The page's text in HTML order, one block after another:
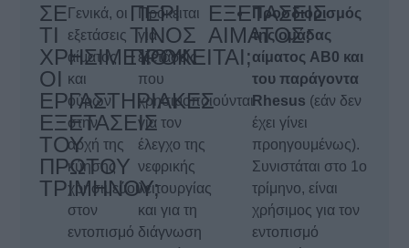
ΣΕ
ΤΙ
ΧΡΗΣΙΜΕΥΟΥΝ
ΟΙ
ΕΡΓΑΣΤΗΡΙΑΚΕΣ
ΕΞΕΤΑΣΕΙΣ
ΤΟΥ
ΠΡΩΤΟΥ
ΤΡΙΜΗΝΟΥ;
Γενικά, οι
εξετάσεις
αίματος
και
ούρων
στην
αρχή της
κύησης
χρησιμεύουν
στον
εντοπισμό
ΠΕΡΙ
ΤΙΝΟΣ
ΠΡΟΚΕΙΤΑΙ;
Πρόκειται
για
εξετάσεις
που
χρησιμοποιούνται
για τον
έλεγχο της
νεφρικής
λειτουργίας
και για τη
διάγνωση
ΕΞΕΤΑΣΕΙΣ
ΑΙΜΑΤΟΣ:
Προσδιορισμός
της ομάδας
αίματος AB0 και
του παράγοντα
Rhesus (εάν δεν
έχει γίνει
προηγουμένως).
Συνιστάται στο 1ο
τρίμηνο, είναι
χρήσιμος για τον
εντοπισμό